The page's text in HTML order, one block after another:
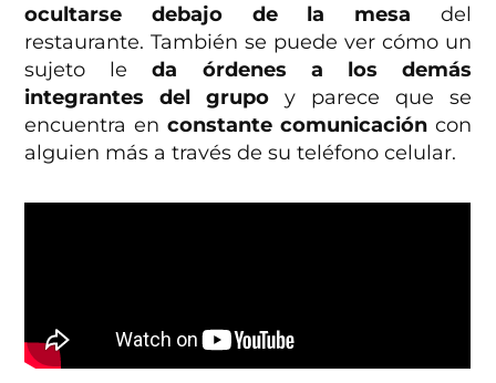
ocultarse debajo de la mesa del
restaurante. También se puede ver cómo un
sujeto leda órdenes a los demás
integrantes del grupo y parece que se
encuentra en constante comunicacióncon
alguien más a través de su teléfono celular.